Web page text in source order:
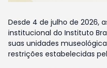
Desde 4 de julho de 2026,
institucional do Instituto
suas unidades
restrições estabelecidas